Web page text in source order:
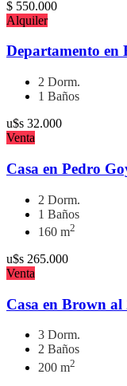
$ 550.000
Alquiler
Departamento en
2 Dorm.
1 Baños
u$s 32.000
Venta
Casa en Pedro
2 Dorm.
1 Baños
160 m2
u$s 265.000
Venta
Casa en Brown al
3 Dorm.
2 Baños
200 m2